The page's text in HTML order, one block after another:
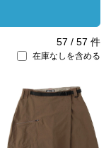
57 / 57 件
在庫なしを含める